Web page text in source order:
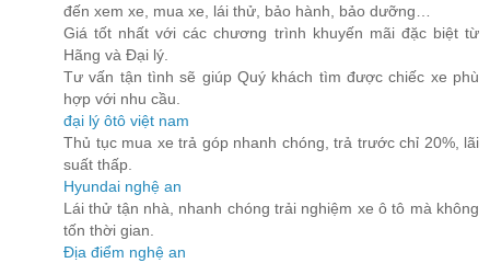
đến xem xe, mua xe, lái thử, bảo hành, bảo dưỡng…
Giá tốt nhất với các chương trình khuyến mãi đặc biệt từ
Hãng và Đại lý.
Tư vấn tận tình sẽ giúp Quý khách tìm được chiếc xe phù
hợp với nhu cầu.
đại lý ôtô việt nam
Thủ tục mua xe trả góp nhanh chóng, trả trước chỉ 20%, lãi
suất thấp.
Hyundai nghệ an
Lái thử tận nhà, nhanh chóng trải nghiệm xe ô tô mà không
tốn thời gian.
Địa điểm nghệ an